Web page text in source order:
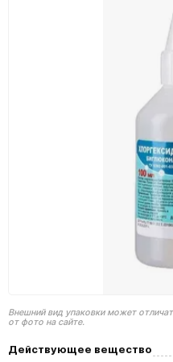
Внешний вид упаковки может
от фото на сайте.
Действующее вещество